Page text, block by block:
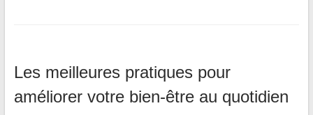
Les meilleures pratiques pour
améliorer votre bien-être au quotidien